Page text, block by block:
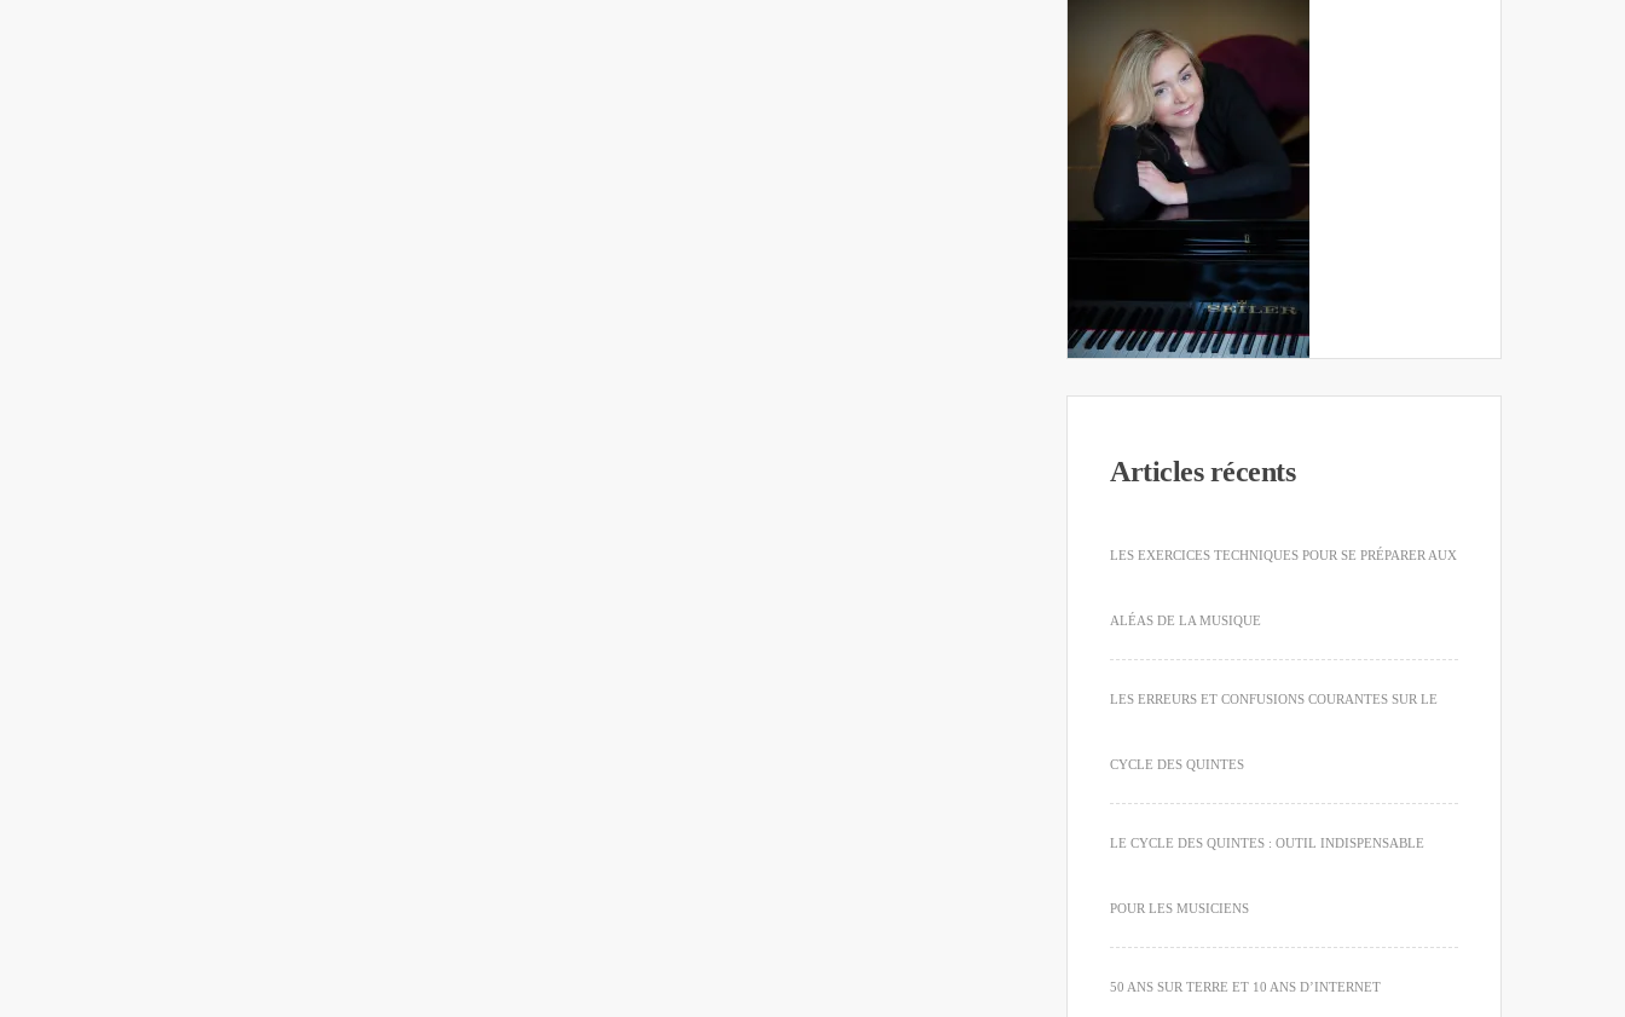
Articles récents
LES EXERCICES TECHNIQUES POUR SE PRÉPARER AUX
ALÉAS DE LA MUSIQUE
LES ERREURS ET CONFUSIONS COURANTES SUR LE
CYCLE DES QUINTES
LE CYCLE DES QUINTES : OUTIL INDISPENSABLE
POUR LES MUSICIENS
50 ANS SUR TERRE ET 10 ANS D’INTERNET